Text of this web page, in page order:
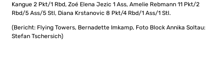
Kangue 2 Pkt/1 Rbd, Zoé Elena Jezic 1 Ass, Amelie Rebmann 11 Pkt/2
Rbd/5 Ass/5 Stl, Diana Krstanovic 8 Pkt/4 Rbd/1 Ass/1 Stl.
(Bericht: Flying Towers, Bernadette Imkamp, Foto Block Annika Soltau:
Stefan Tschersich)